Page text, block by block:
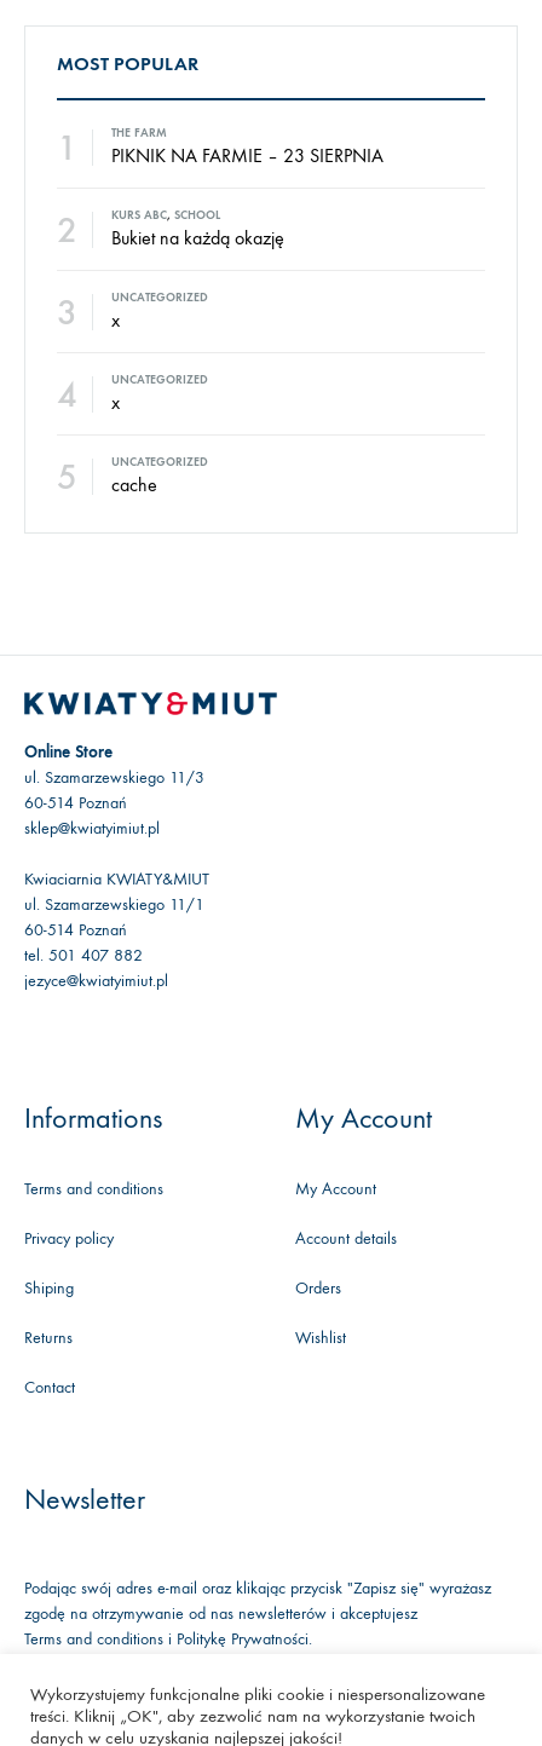
MOST POPULAR
1 THE FARM
PIKNIK NA FARMIE – 23 SIERPNIA
2 KURS ABC, SCHOOL
Bukiet na każdą okazję
3 UNCATEGORIZED
x
4 UNCATEGORIZED
x
5 UNCATEGORIZED
cache
Online Store
ul. Szamarzewskiego 11/3
60-514 Poznań
sklep@kwiatyimiut.pl
Kwiaciarnia KWIATY&MIUT
ul. Szamarzewskiego 11/1
60-514 Poznań
tel. 501 407 882
jezyce@kwiatyimiut.pl
Informations
Terms and conditions
Privacy policy
Shiping
Returns
Contact
My Account
My Account
Account details
Orders
Wishlist
Newsletter
Podając swój adres e-mail oraz klikając przycisk "Zapisz się" wyrażasz
zgodę na otrzymywanie od nas newsletterów i akceptujesz
Terms and conditions i Politykę Prywatności.
FacebookInstagram
Youtube
Wykorzystujemy funkcjonalne pliki cookie i niespersonalizowane
treści. Kliknij „OK", aby zezwolić nam na wykorzystanie twoich
danych w celu uzyskania najlepszej jakości!